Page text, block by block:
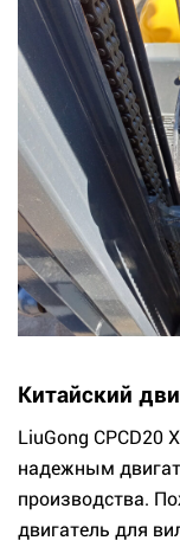
Китайский
LiuGong CPCD20
надежным
производства.
двигатель для